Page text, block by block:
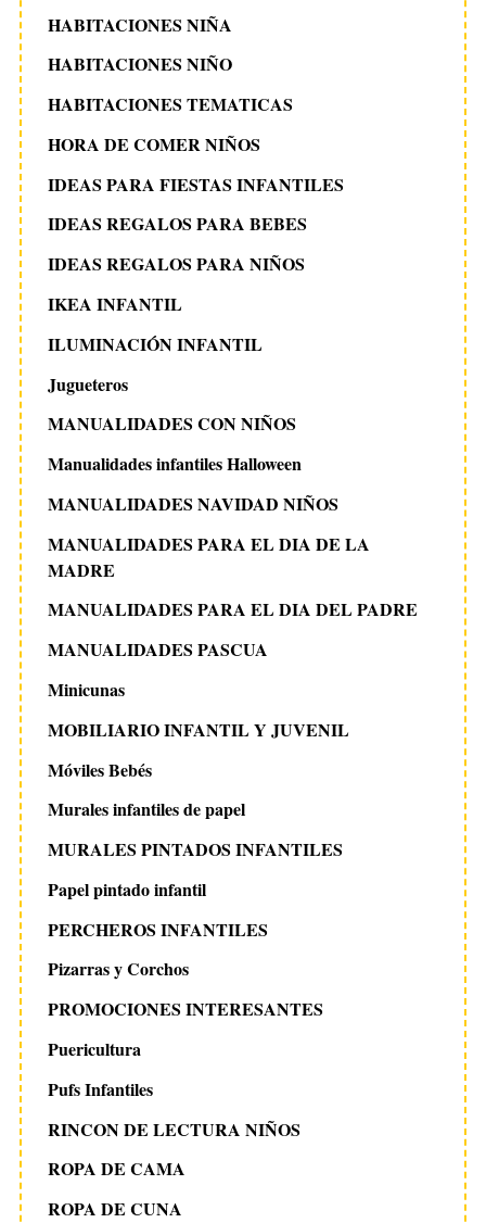
HABITACIONES NIÑA
HABITACIONES NIÑO
HABITACIONES TEMATICAS
HORA DE COMER NIÑOS
IDEAS PARA FIESTAS INFANTILES
IDEAS REGALOS PARA BEBES
IDEAS REGALOS PARA NIÑOS
IKEA INFANTIL
ILUMINACIÓN INFANTIL
Jugueteros
MANUALIDADES CON NIÑOS
Manualidades infantiles Halloween
MANUALIDADES NAVIDAD NIÑOS
MANUALIDADES PARA EL DIA DE LA
MADRE
MANUALIDADES PARA EL DIA DEL PADRE
MANUALIDADES PASCUA
Minicunas
MOBILIARIO INFANTIL Y JUVENIL
Móviles Bebés
Murales infantiles de papel
MURALES PINTADOS INFANTILES
Papel pintado infantil
PERCHEROS INFANTILES
Pizarras y Corchos
PROMOCIONES INTERESANTES
Puericultura
Pufs Infantiles
RINCON DE LECTURA NIÑOS
ROPA DE CAMA
ROPA DE CUNA
f
r
: